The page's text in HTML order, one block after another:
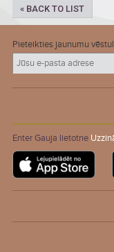
« BACK TO LIST
Pieteikties jaunumu
Enter Gauja lietotne